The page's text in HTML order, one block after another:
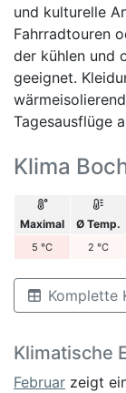
und kulturelle
Fahrradtouren
der kühlen und
geeignet.
Tagesausflüge
Klima
Maximal Ø Temp.
5 °C 2 °C
Komplette
Klimatische
Februar zeigt